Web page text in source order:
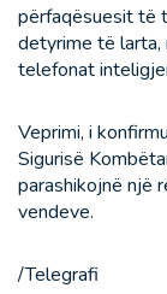
përfaqësuesit të
detyrime të larta,
telefonat
Veprimi, i
Sigurisë
parashikojnë një
vendeve.
/Telegrafi